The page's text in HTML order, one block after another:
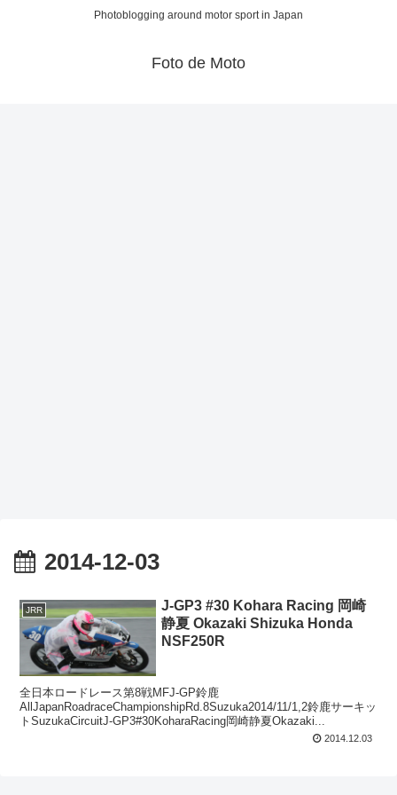
Photoblogging around motor sport in Japan
Foto de Moto
2014-12-03
JRR
J-GP3 #30 Kohara Racing 岡崎
静夏 Okazaki Shizuka Honda
NSF250R
全日本ロードレース第8戦MFJ-GP鈴鹿
AllJapanRoadraceChampionshipRd.8Suzuka2014/11/1,2鈴鹿サーキッ
トSuzukaCircuitJ-GP3#30KoharaRacing岡崎静夏Okazaki...
2014.12.03